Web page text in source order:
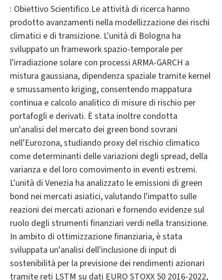
: Obiettivo Scientifico.Le attività di ricerca hanno
prodotto avanzamenti nella modellizzazione dei rischi
climatici e di transizione. L'unità di Bologna ha
sviluppato un framework spazio-temporale per
l'irradiazione solare con processi ARMA-GARCH a
mistura gaussiana, dipendenza spaziale tramite kernel
e smussamento kriging, consentendo mappatura
continua e calcolo analitico di misure di rischio per
portafogli e derivati. È stata inoltre condotta
un'analisi del mercato dei green bond sovrani
nell'Eurozona, studiando proxy del rischio climatico
come determinanti delle variazioni degli spread, della
varianza e del loro comovimento in eventi estremi.
L'unità di Venezia ha analizzato le emissioni di green
bond nei mercati asiatici, valutando l'impatto sulle
reazioni dei mercati azionari e fornendo evidenze sul
ruolo degli strumenti finanziari verdi nella transizione.
In ambito di ottimizzazione finanziaria, è stata
sviluppata un'analisi dell'inclusione di input di
sostenibilità per la previsione dei rendimenti azionari
tramite reti LSTM su dati EURO STOXX 50 2016-2022,